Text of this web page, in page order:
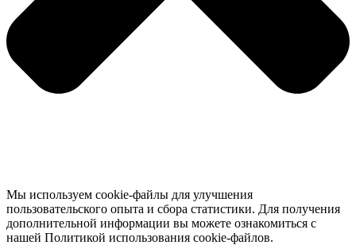
Мы используем cookie-файлы для улучшения
пользовательского опыта и сбора статистики. Для получения
дополнительной информации вы можете ознакомиться с
нашей Политикой использования cookie-файлов.